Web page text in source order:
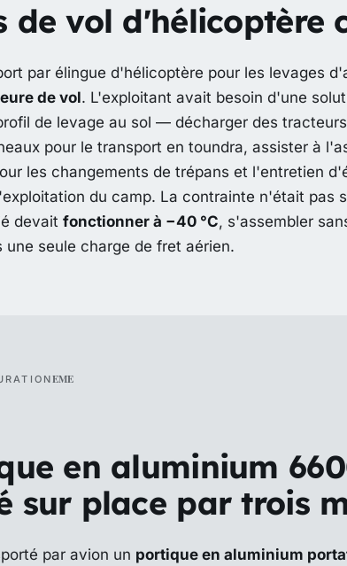
de vol d'hélicoptère
par élingue d'hélicoptère pour les levages
de vol. L'exploitant avait besoin d'une
de levage au sol — décharger des
pour le transport en toundra, assister à
les changements de trépans et l'entretien
du camp. La contrainte n'était pas
devait fonctionner à −40 °C, s'assembler
une seule charge de fret aérien.
EME
en aluminium
sur place par trois
par avion un portique en aluminium